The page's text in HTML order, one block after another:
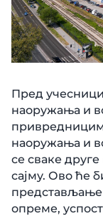
Пред
наоружања и
наоружања и
се сваке
сајму. Ово ће
опреме,